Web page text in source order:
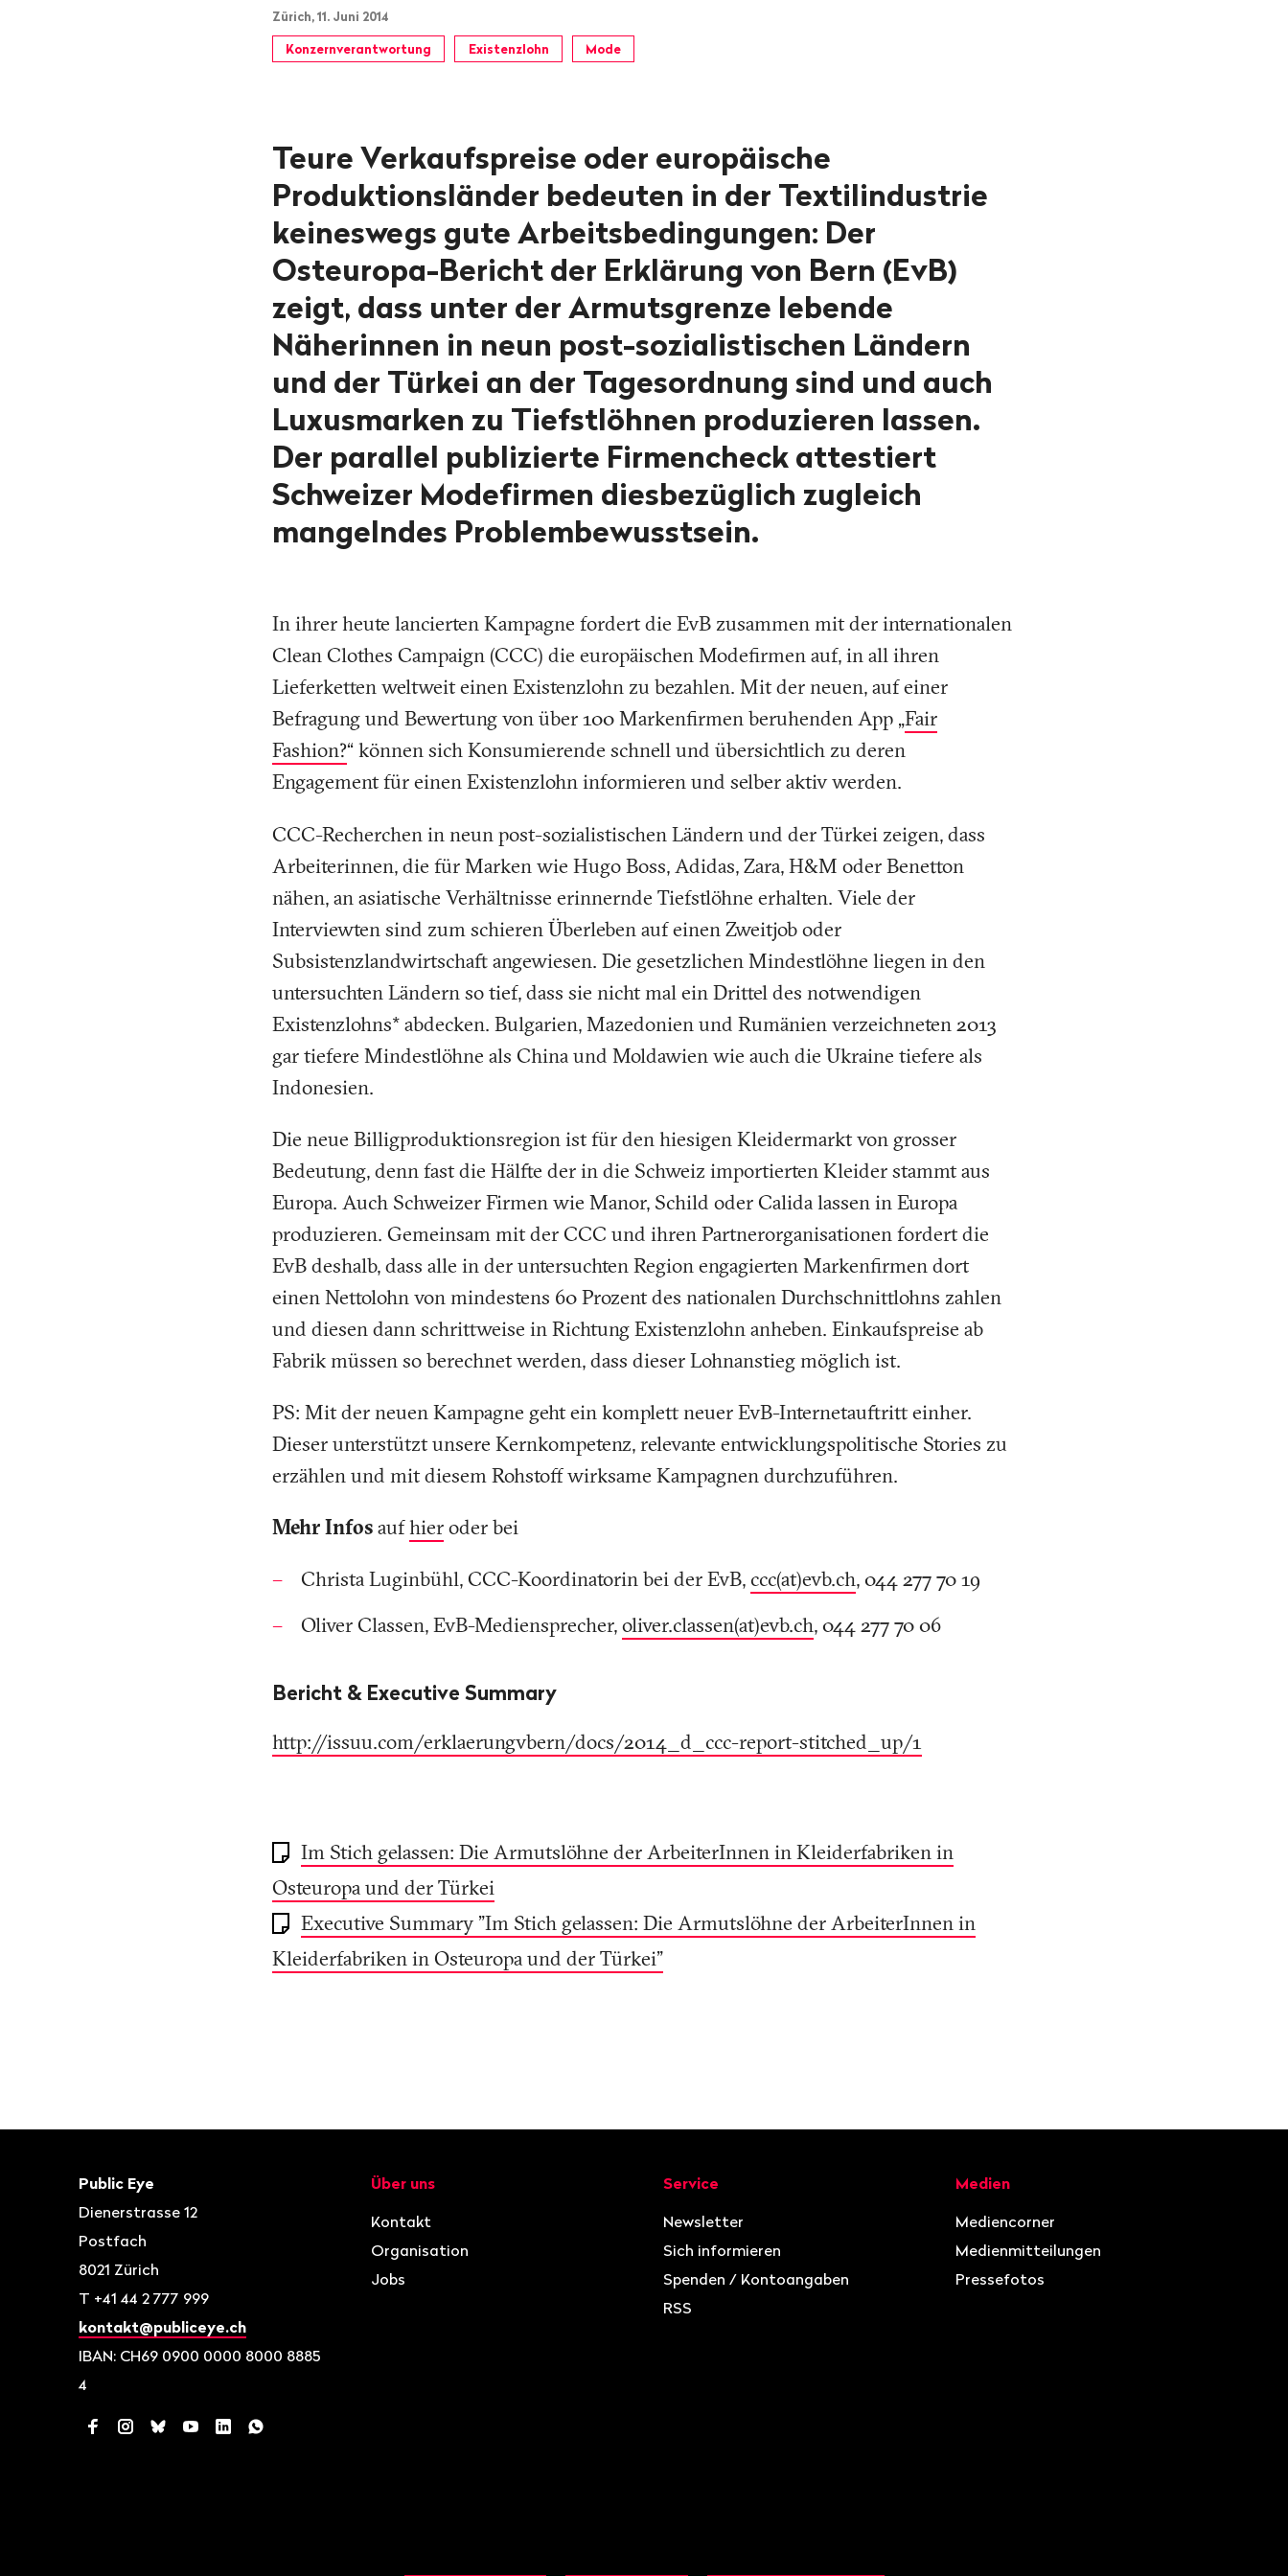
Zürich, 11. Juni 2014
Konzernverantwortung Existenzlohn Mode
Teure Verkaufspreise oder europäische
Produktionsländer bedeuten in der Textilindustrie
keineswegs gute Arbeitsbedingungen: Der
Osteuropa-Bericht der Erklärung von Bern (EvB)
zeigt, dass unter der Armutsgrenze lebende
Näherinnen in neun post-sozialistischen Ländern
und der Türkei an der Tagesordnung sind und auch
Luxusmarken zu Tiefstlöhnen produzieren lassen.
Der parallel publizierte Firmencheck attestiert
Schweizer Modefirmen diesbezüglich zugleich
mangelndes Problembewusstsein.
In ihrer heute lancierten Kampagne fordert die EvB zusammen mit der internationalen
Clean Clothes Campaign (CCC) die europäischen Modefirmen auf, in all ihren
Lieferketten weltweit einen Existenzlohn zu bezahlen. Mit der neuen, auf einer
Befragung und Bewertung von über 100 Markenfirmen beruhenden App „Fair
Fashion?“ können sich Konsumierende schnell und übersichtlich zu deren
Engagement für einen Existenzlohn informieren und selber aktiv werden.
CCC-Recherchen in neun post-sozialistischen Ländern und der Türkei zeigen, dass
Arbeiterinnen, die für Marken wie Hugo Boss, Adidas, Zara, H&M oder Benetton
nähen, an asiatische Verhältnisse erinnernde Tiefstlöhne erhalten. Viele der
Interviewten sind zum schieren Überleben auf einen Zweitjob oder
Subsistenzlandwirtschaft angewiesen. Die gesetzlichen Mindestlöhne liegen in den
untersuchten Ländern so tief, dass sie nicht mal ein Drittel des notwendigen
Existenzlohns* abdecken. Bulgarien, Mazedonien und Rumänien verzeichneten 2013
gar tiefere Mindestlöhne als China und Moldawien wie auch die Ukraine tiefere als
Indonesien.
Die neue Billigproduktionsregion ist für den hiesigen Kleidermarkt von grosser
Bedeutung, denn fast die Hälfte der in die Schweiz importierten Kleider stammt aus
Europa. Auch Schweizer Firmen wie Manor, Schild oder Calida lassen in Europa
produzieren. Gemeinsam mit der CCC und ihren Partnerorganisationen fordert die
EvB deshalb, dass alle in der untersuchten Region engagierten Markenfirmen dort
einen Nettolohn von mindestens 60 Prozent des nationalen Durchschnittlohns zahlen
und diesen dann schrittweise in Richtung Existenzlohn anheben. Einkaufspreise ab
Fabrik müssen so berechnet werden, dass dieser Lohnanstieg möglich ist.
PS: Mit der neuen Kampagne geht ein komplett neuer EvB-Internetauftritt einher.
Dieser unterstützt unsere Kernkompetenz, relevante entwicklungspolitische Stories zu
erzählen und mit diesem Rohstoff wirksame Kampagnen durchzuführen.
Mehr Infosaufhieroder bei
Christa Luginbühl, CCC-Koordinatorin bei der EvB, ccc(at)evb.ch, 044 277 70 19
Oliver Classen, EvB-Mediensprecher,oliver.classen(at)evb.ch, 044 277 70 06
Bericht & Executive Summary
http://issuu.com/erklaerungvbern/docs/2014_d_ccc-report-stitched_up/1
Im Stich gelassen: Die Armutslöhne der ArbeiterInnen in Kleiderfabriken in
Osteuropa und der Türkei
Executive Summary "Im Stich gelassen: Die Armutslöhne der ArbeiterInnen in
Kleiderfabriken in Osteuropa und der Türkei"
Kontakt
Public Eye
Dienerstrasse 12
Postfach
8021 Zürich
T +41 44 2 777 999
kontakt@publiceye.ch
IBAN: CH69 0900 0000 8000 8885
4
FacebookInstagram
BlueskyYouTubeLinkedInWhatsApp
Navigation
Über uns
Kontakt
Organisation
Jobs
Service
Newsletter
Sich informieren
Spenden / Kontoangaben
RSS
Medien
Mediencorner
Medienmitteilungen
Pressefotos